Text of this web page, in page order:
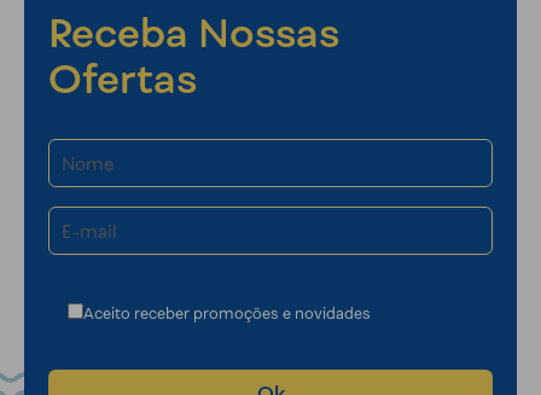
Receba Nossas
Ofertas
Aceito receber promoções e novidades